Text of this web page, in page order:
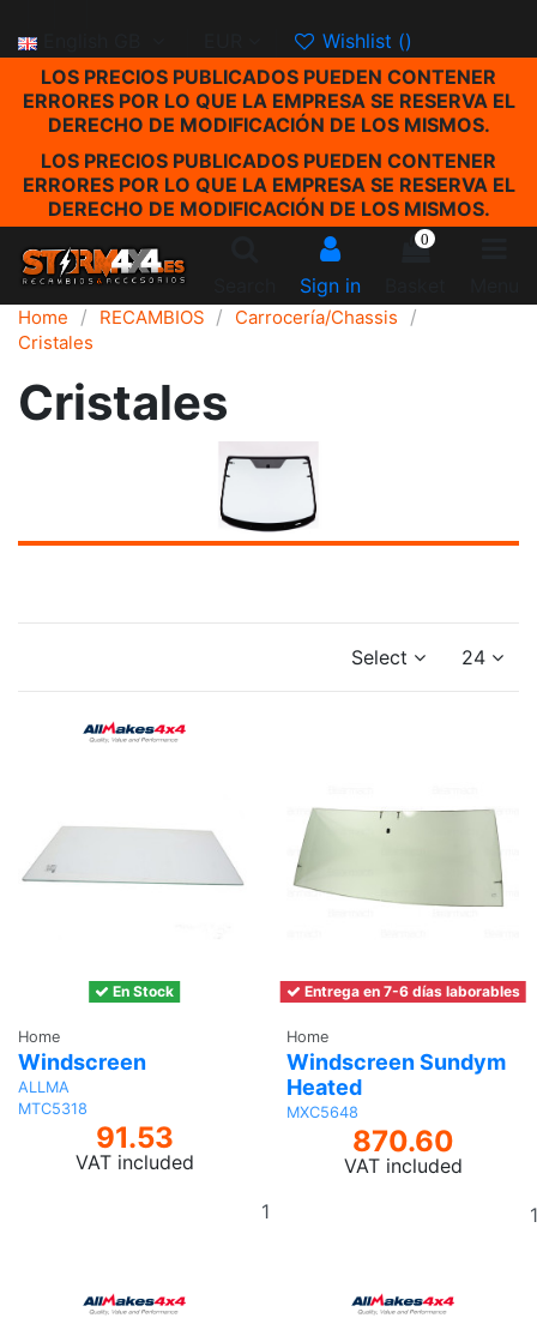
Wishlist ()
LOS PRECIOS PUBLICADOS PUEDEN CONTENER
ERRORES POR LO QUE LA EMPRESA SE RESERVA EL
DERECHO DE MODIFICACIÓN DE LOS MISMOS.
LOS PRECIOS PUBLICADOS PUEDEN CONTENER
ERRORES POR LO QUE LA EMPRESA SE RESERVA EL
DERECHO DE MODIFICACIÓN DE LOS MISMOS.
Sign in
0
Home RECAMBIOS
Carrocería/Chassis
Cristales
Cristales
Select 24
En Stock
Home
Windscreen
ALLMA
MTC5318
91.53
VAT included
Entrega en 7-6 días laborables
Home
Windscreen Sundym
Heated
MXC5648
870.60
VAT included